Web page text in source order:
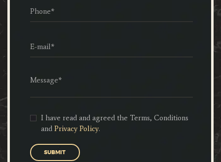
I have read and agreed the Terms, Conditions
andPrivacy Policy.